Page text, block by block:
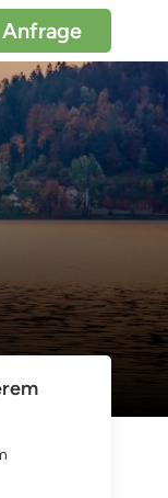
Anfrage